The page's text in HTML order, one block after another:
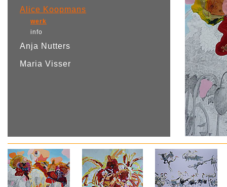
Alice Koopmans
werk
info
Anja Nutters
Maria Visser